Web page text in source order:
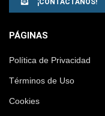
¡CONTÁCTANOS!
PÁGINAS
Política de Privacidad
Términos de Uso
Cookies